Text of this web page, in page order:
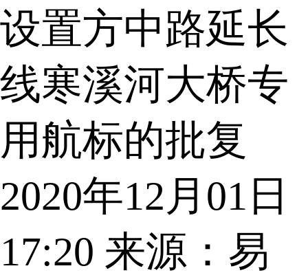
设置方中路延长
线寒溪河大桥专
用航标的批复
2020年12月01日
17:20 来源：易